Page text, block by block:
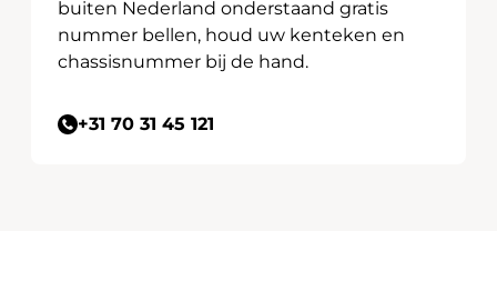
buiten Nederland onderstaand gratis
nummer bellen, houd uw kenteken en
chassisnummer bij de hand.
+31 70 31 45 121